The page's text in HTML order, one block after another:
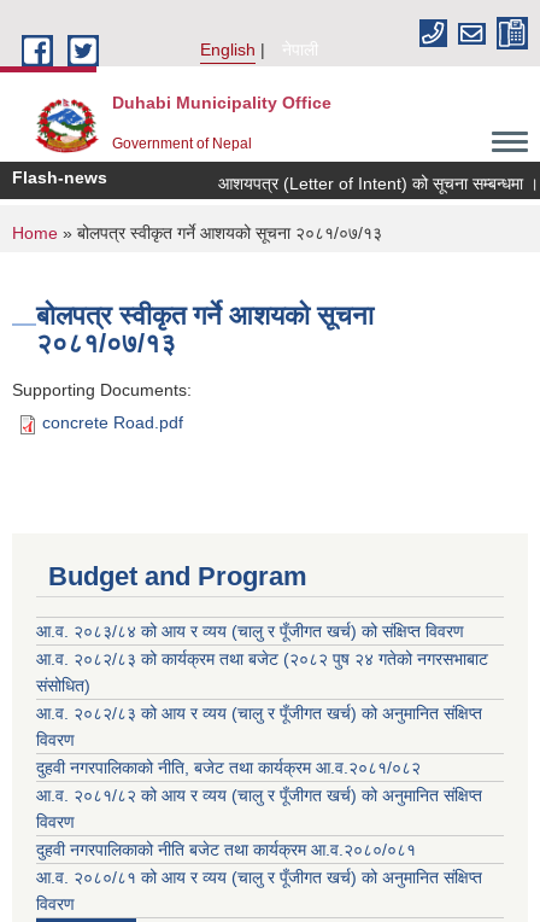
English
नेपाली
Duhabi Municipality Office
Government of Nepal
Flash-news आशयपत्र (Letter of Intent) को सूचना सम्बन्धमा ।
You are here
Home » बोलपत्र स्वीकृत गर्ने आशयको सूचना २०८१/०७/१३
बोलपत्र स्वीकृत गर्ने आशयको सूचना
२०८१/०७/१३
Supporting Documents:
concrete Road.pdf
Budget and Program
आ.व. २०८३/८४ को आय र व्यय (चालु र पूँजीगत खर्च) को संक्षिप्त विवरण
आ.व. २०८२/८३ को कार्यक्रम तथा बजेट (२०८२ पुष २४ गतेको नगरसभाबाट
संसोधित)
आ.व. २०८२/८३ को आय र व्यय (चालु र पूँजीगत खर्च) को अनुमानित संक्षिप्त
विवरण
दुहवी नगरपालिकाको नीति, बजेट तथा कार्यक्रम आ.व.२०८१/०८२
आ.व. २०८१/८२ को आय र व्यय (चालु र पूँजीगत खर्च) को अनुमानित संक्षिप्त
विवरण
दुहवी नगरपालिकाको नीति बजेट तथा कार्यक्रम आ.व.२०८०/०८१
आ.व. २०८०/८१ को आय र व्यय (चालु र पूँजीगत खर्च) को अनुमानित संक्षिप्त
विवरण